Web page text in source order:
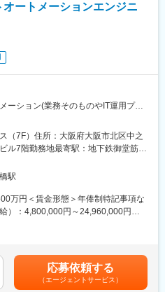
務
ソフト提案） など
考慮してお任せできるところから業
目標など)
キスパートが集結し、案件によって
協力と刺激を受けながら自身の専門
境です。
外法人、そして個人と、幅広いお客
提供しています。お仕事を通じて、
務を経験出来ます。
オートメーションエンジニ
ーション(業務そのものやIT運用プロ
て様々な技術や弊社内のアセットツ
む）を用いて変革を実現していただ
、End to End の業務をサポートする
果創出までを担っていただきます。
ワークフロー、チャットボット、AI-
率化を実現する仕組みを短サイクル
組みを提案し、構築していただきま
で、ビジネスの変化に合わせながら
（7F）住所：大阪府大阪市北区中之
ル7階勤務地最寄駅：地下鉄御堂筋
喫煙対策：屋内全面禁煙変更の範
駅
万円＜賃金形態＞年俸制特記事項な
）：4,800,000円～24,960,000円＜
応募依頼する
（エージェントサービス）